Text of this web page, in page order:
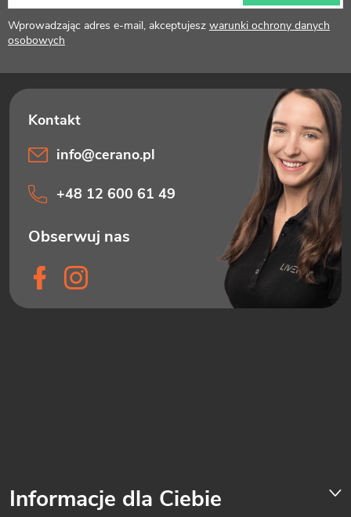
k
aWprowadzając adres e-mail, akceptujesz warunki ochrony danych
osobowych
Informacje dla Ciebie
info@cerano.pl
+48 12 600 61 49